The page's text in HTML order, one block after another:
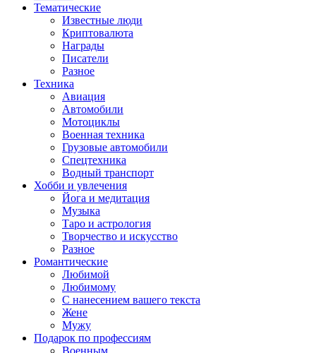
Тематические
Известные люди
Криптовалюта
Награды
Писатели
Разное
Техника
Авиация
Автомобили
Мотоциклы
Военная техника
Грузовые автомобили
Спецтехника
Водный транспорт
Хобби и увлечения
Йога и медитация
Музыка
Таро и астрология
Творчество и искусство
Разное
Романтические
Любимой
Любимому
С нанесением вашего текста
Жене
Мужу
Подарок по профессиям
Военным